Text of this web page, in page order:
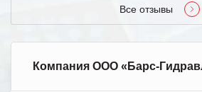
Все отзывы
Компания ООО «Барс-